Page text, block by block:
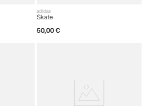
adidas
Skate
50,00 €